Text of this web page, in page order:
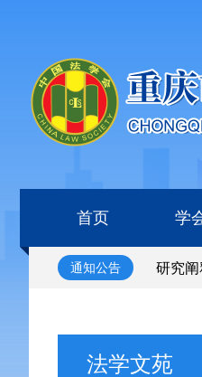
首页 学
通知公告
表彰活动的通知 研究阐
表彰活动的通知
法学文苑